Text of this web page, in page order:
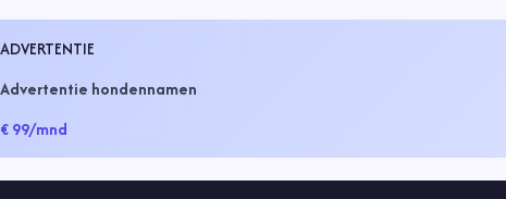
ADVERTENTIE
Advertentie hondennamen
€ 99/mnd